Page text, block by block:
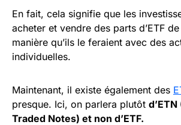
En fait, cela signifie que les
acheter et vendre des parts d’ETF
manière qu’ils le feraient avec des
individuelles.
Maintenant, il existe également des
presque. Ici, on parlera plutôt
Traded Notes) et non d’ETF.